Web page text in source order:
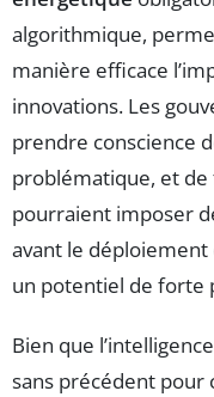
algorithmique,
manière efficace
innovations. Les
prendre conscience
problématique, et
pourraient imposer
avant le déploiement
un potentiel de forte
Bien que
sans précédent